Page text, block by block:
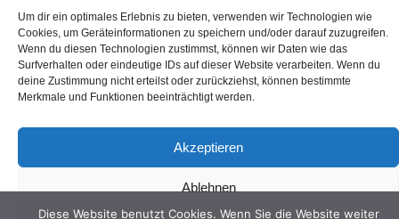
Um dir ein optimales Erlebnis zu bieten, verwenden wir Technologien wie
Cookies, um Geräteinformationen zu speichern und/oder darauf zuzugreifen.
Wenn du diesen Technologien zustimmst, können wir Daten wie das
Surfverhalten oder eindeutige IDs auf dieser Website verarbeiten. Wenn du
deine Zustimmung nicht erteilst oder zurückziehst, können bestimmte
Merkmale und Funktionen beeinträchtigt werden.
Akzeptieren
Ablehnen
Diese Website benutzt Cookies. Wenn Sie die Website weiter